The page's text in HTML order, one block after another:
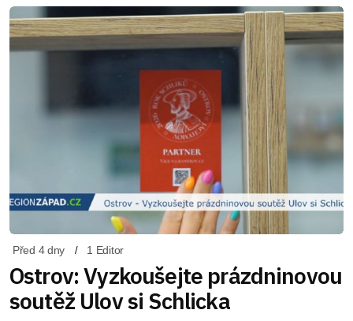
Před 4 dny 1 Editor
Ostrov: Vyzkoušejte prázdninovou
soutěž Ulov si Schlicka